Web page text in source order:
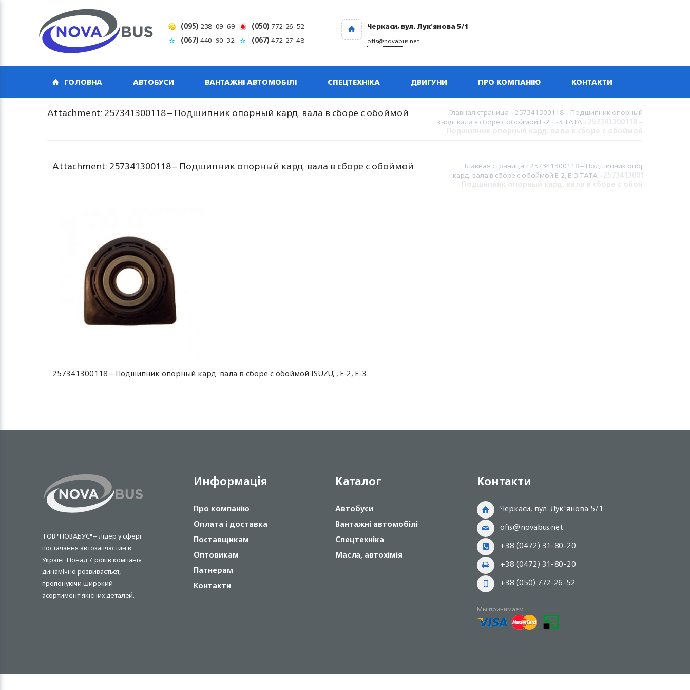
(095) 238-09-69 (050) 772-26-52
(067)440-90-32 (067)472-27-48
Черкаси, вул. Лук'янова 5/1
ofis@novabus.net
ГОЛОВНА АВТОБУСИ ВАНТАЖНІ АВТОМОБІЛІ СПЕЦТЕХНІКА ДВИГУНИ ПРО КОМПАНІЮ КОНТАКТИ
Attachment: 257341300118 – Подшипник опорный кард. вала в сборе с обоймой Главная страница 257341300118 – Подшипник опорный
кард. вала в сборе с обоймой E-2, E-3 TATA
Attachment: 257341300118 – Подшипник опорный кард. вала в сборе с обоймой Главная страница 257341300118 – Подшипник опорный
кард. вала в сборе с обоймой E-2, E-3 TATA
257341300118 – Подшипник опорный кард. вала в сборе с обоймой ISUZU, , E-2, E-3
ТОВ "НОВАБУС" – лідер у сфері
постачання автозапчастин в
Україні. Понад 7 років компанія
динамічно розвивається,
пропонуючи широкий
асортимент якісних деталей.
Информація
Про компанію
Оплата і доставка
Поставщикам
Оптовикам
Патнерам
Контакти
Каталог
Автобуси
Вантажні автомобілі
Спецтехніка
Масла, автохімія
Контакти
Черкаси, вул. Лук'янова 5/1
ofis@novabus.net
+38 (0472) 31-80-20
+38 (0472) 31-80-20
+38 (050) 772-26-52
Мы принимаем